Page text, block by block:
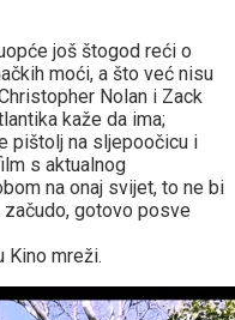
još štogod reći o
moći, a što već nisu
Nolan i Zack
kaže da ima;
pištolj na sljepoočicu i
s aktualnog
na onaj svijet, to ne bi
začudo, gotovo posve
Kino mreži.